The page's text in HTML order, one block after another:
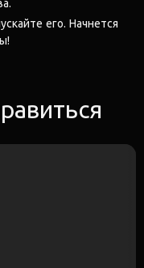
его. Начнется